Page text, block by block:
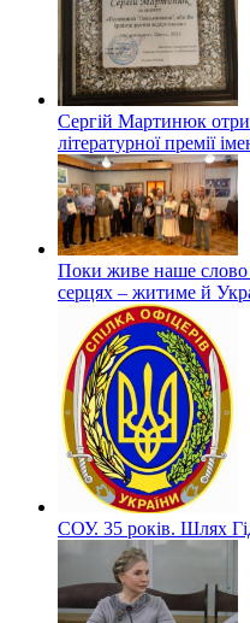
Сергій Мартинюк
літературної премії
Поки живе наше
серцях – житиме й
СОУ. 35 років. Шлях